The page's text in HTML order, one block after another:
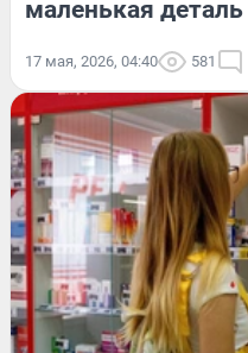
маленькая деталь
17 мая, 2026, 04:40 581